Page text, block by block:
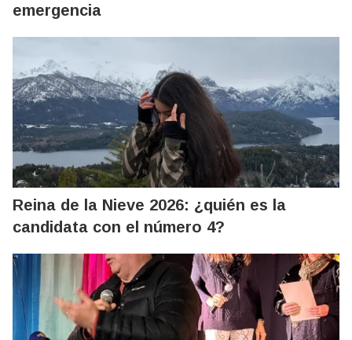
emergencia
Reina de la Nieve 2026: ¿quién es la
candidata con el número 4?